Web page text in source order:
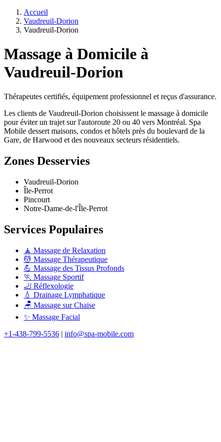
Accueil
Vaudreuil-Dorion
Vaudreuil-Dorion
Massage à Domicile à
Vaudreuil-Dorion
Thérapeutes certifiés, équipement professionnel et reçus d'assurance.
Les clients de Vaudreuil-Dorion choisissent le massage à domicile
pour éviter un trajet sur l'autoroute 20 ou 40 vers Montréal. Spa
Mobile dessert maisons, condos et hôtels près du boulevard de la
Gare, de Harwood et des nouveaux secteurs résidentiels.
Zones Desservies
Vaudreuil-Dorion
Île-Perrot
Pincourt
Notre-Dame-de-l'Île-Perrot
Services Populaires
🧘 Massage de Relaxation
💆 Massage Thérapeutique
💪 Massage des Tissus Profonds
🏃 Massage Sportif
🦶 Réflexologie
💧 Drainage Lymphatique
🪑 Massage sur Chaise
✨ Massage Facial
+1-438-799-5536 | info@spa-mobile.com